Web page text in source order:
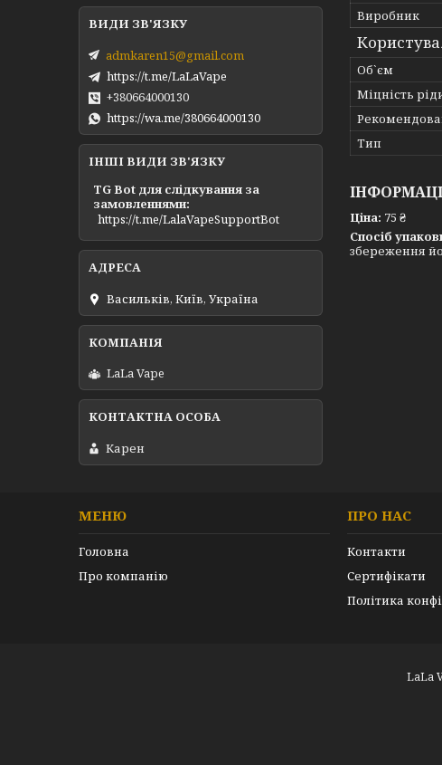
Виробник
Об`єм
Міцність
Тип
Ціна: 75 ₴
Спосіб
збереження
admkaren15@gmail.com
https://t.me/LaLaVape
+380664000130
https://wa.me/380664000130
ІНШІ ВИДИ ЗВ'ЯЗКУ
TG Bot для слідкування за
замовленнями
https://t.me/LalaVapeSupportBot
Васильків, Київ, Україна
LaLa Vape
Карен
МЕНЮ
Головна
Про компанію
ПРО НАС
Контакти
Сертифікати
Політика